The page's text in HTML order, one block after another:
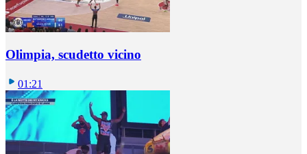
Olimpia, scudetto vicino
01:21